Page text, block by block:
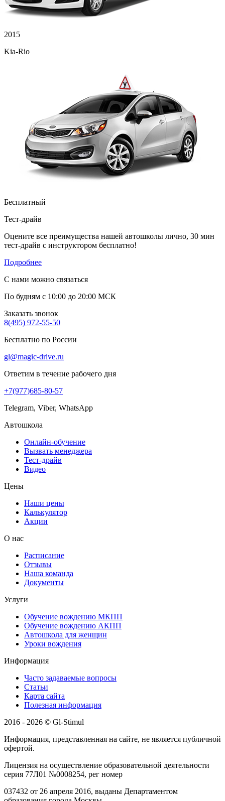
2015
Kia-Rio
Бесплатный
Тест-драйв
Оцените все преимущества нашей автошколы лично, 30 мин
тест-драйв с инструктором бесплатно!
Подробнее
С нами можно связаться
По будням с 10:00 до 20:00 МСК
Заказать звонок
8(495) 972-55-50
Бесплатно по России
gl@magic-drive.ru
Ответим в течение рабочего дня
+7(977)685-80-57
Telegram, Viber, WhatsApp
Автошкола
Онлайн-обучение
Вызвать менеджера
Тест-драйв
Видео
Цены
Наши цены
Калькулятор
Акции
О нас
Расписание
Отзывы
Наша команда
Документы
Услуги
Обучение вождению МКПП
Обучение вождению АКПП
Автошкола для женщин
Уроки вождения
Информация
Часто задаваемые вопросы
Статьи
Карта сайта
Полезная информация
2016 - 2026 © Gl-Stimul
Информация, представленная на сайте, не является публичной
офертой.
Лицензия на осуществление образовательной деятельности
серия 77Л01 №0008254, рег номер
037432 от 26 апреля 2016, выданы Департаментом